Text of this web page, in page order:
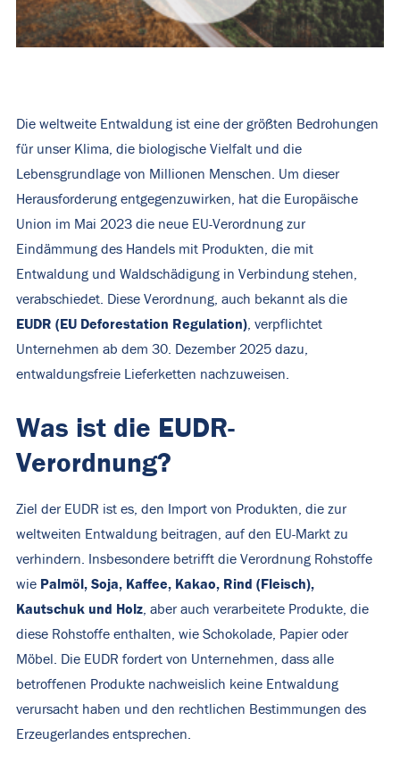
Die weltweite Entwaldung ist eine der größten Bedrohungen
für unser Klima, die biologische Vielfalt und die
Lebensgrundlage von Millionen Menschen. Um dieser
Herausforderung entgegenzuwirken, hat die Europäische
Union im Mai 2023 die neue EU-Verordnung zur
Eindämmung des Handels mit Produkten, die mit
Entwaldung und Waldschädigung in Verbindung stehen,
verabschiedet. Diese Verordnung, auch bekannt als die
EUDR (EU Deforestation Regulation) , verpflichtet
Unternehmen ab dem 30. Dezember 2025 dazu,
entwaldungsfreie Lieferketten nachzuweisen.
Was ist die EUDR-
Verordnung?
Ziel der EUDR ist es, den Import von Produkten, die zur
weltweiten Entwaldung beitragen, auf den EU-Markt zu
verhindern. Insbesondere betrifft die Verordnung Rohstoffe
wie Palmöl, Soja, Kaffee, Kakao, Rind (Fleisch),
Kautschuk und Holz , aber auch verarbeitete Produkte, die
diese Rohstoffe enthalten, wie Schokolade, Papier oder
Möbel. Die EUDR fordert von Unternehmen, dass alle
betroffenen Produkte nachweislich keine Entwaldung
verursacht haben und den rechtlichen Bestimmungen des
Erzeugerlandes entsprechen.